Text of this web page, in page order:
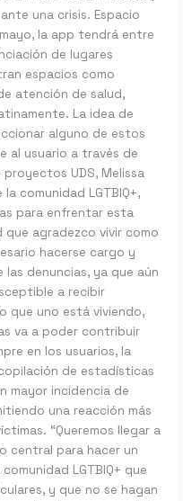
una crisis. Espacio
la app tendrá entre
de lugares
espacios como
atención de salud,
La idea de
alguno de estos
al usuario a través de
UDS, Melissa
comunidad LGTBIQ+,
para enfrentar esta
agradezco vivir como
hacerse cargo y
denuncias, ya que aún
a recibir
que uno está viviendo,
va a poder contribuir
en los usuarios, la
de estadísticas
mayor incidencia de
una reacción más
“Queremos llegar a
central para hacer un
LGTBIQ+ que
y que no se hagan